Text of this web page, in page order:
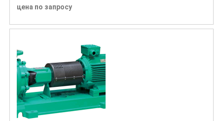
цена по запросу